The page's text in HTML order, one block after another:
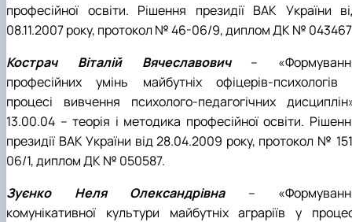
професійної освіти. Рішення президії ВАК України
08.11.2007 року, протокол № 46-06/9, диплом ДК №
Кострач Віталій Вячеславович–
професійних умінь майбутніх офіцерів-психологів
процесі вивчення психолого-педагогічних
13.00.04 – теорія і методика професійної освіти.
президії ВАК України від 28.04.2009 року, протокол №
06/1, диплом ДК № 050587.
Зуєнко Неля Олександрівна–
комунікативної культури майбутніх аграріїв у